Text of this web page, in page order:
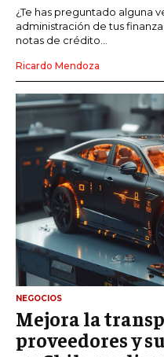
¿Te has preguntado alguna
administración de tus
notas de crédito...
Ricardo Mendoza
NEGOCIOS
Mejora la
proveedores y